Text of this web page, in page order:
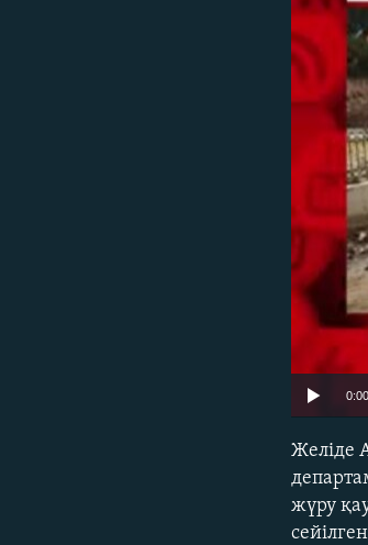
0:00
Желіде
жүру